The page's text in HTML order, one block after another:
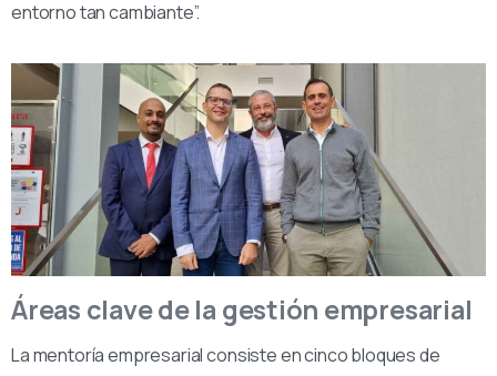
entorno tan cambiante”.
Áreas clave de la gestión empresarial
La mentoría empresarial consiste en cinco bloques de